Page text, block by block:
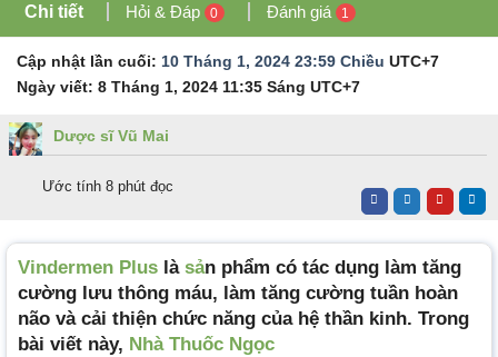
Chi tiết Hỏi & Đáp 0 Đánh giá 1
Cập nhật lần cuối: 10 Tháng 1, 2024 23:59 Chiều UTC+7
Ngày viết: 8 Tháng 1, 2024 11:35 Sáng UTC+7
Dược sĩ Vũ Mai
Ước tính 8 phút đọc
Vindermen Plus là sản phẩm có tác dụng làm tăng
cường lưu thông máu, làm tăng cường tuần hoàn
não và cải thiện chức năng của hệ thần kinh. Trong
bài viết này, Nhà Thuốc Ngọc